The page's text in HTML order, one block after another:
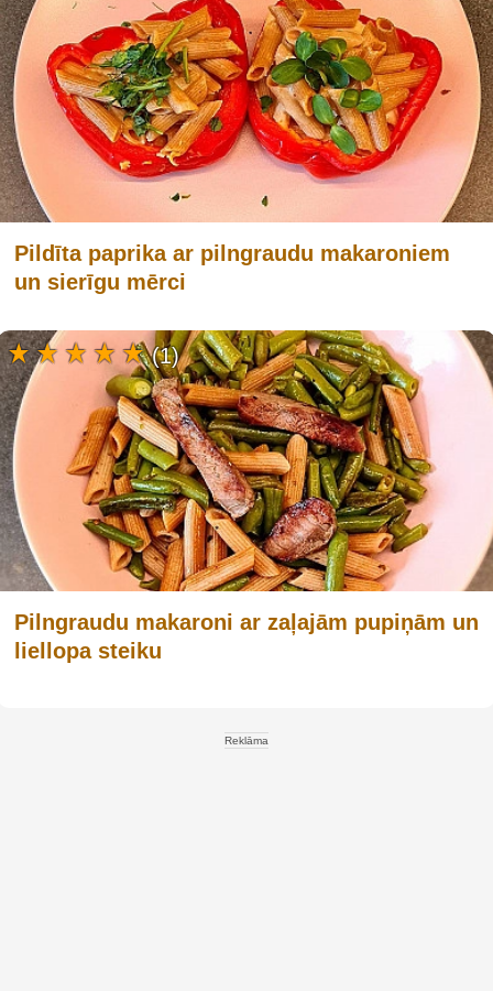
Pildīta paprika ar pilngraudu makaroniem
un sierīgu mērci
Pilngraudu makaroni ar zaļajām pupiņām un
liellopa steiku
(1)
Reklāma